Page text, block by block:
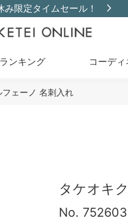
み限定タイムセール！
ランキング コーディ
ェーノ 名刺入れ
タケオキ
No. 752603